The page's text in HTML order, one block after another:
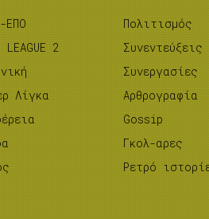
ΕΠΟ
LEAGUE 2
Λίγκα
Πολιτισμός
Συνεντεύξεις
Συνεργασίες
Αρθρογραφία
Gossip
Γκολ-αρες
Ρετρό